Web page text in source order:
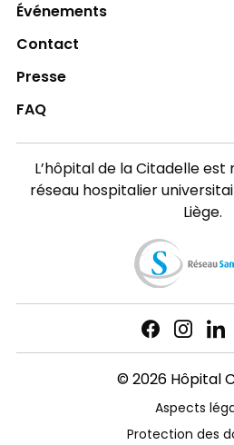
Événements
Contact
Presse
FAQ
L’hôpital de la Citadelle
réseau hospitalier
Liège.
© 2026 Hôpital
Aspects
Protection des